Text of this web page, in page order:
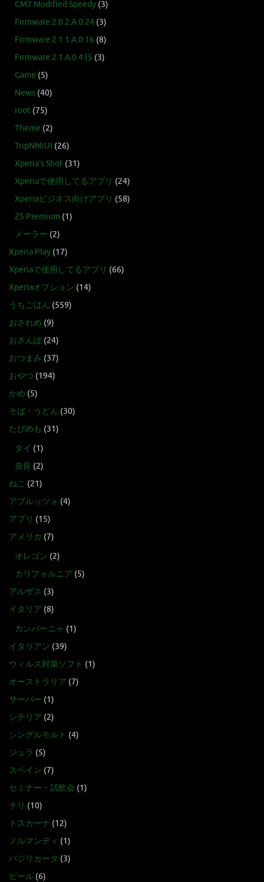
CM7 Modified Speedy (3)
Firmware:2.0.2.A.0.24 (3)
Firmware:2.1.1.A.0.16 (8)
Firmware:2.1.A.0.435 (3)
Game (5)
News (40)
root (75)
Theme (2)
TripNMiUI (26)
Xperia's Shot (31)
Xperiaで使用してるアプリ (24)
Xperiaビジネス向けアプリ (58)
Z5 Premium (1)
メーラー (2)
Xperia Play (17)
Xperiaで使用してるアプリ (66)
Xperiaオプション (14)
うちごはん (559)
おされめ (9)
おさんぽ(24)
おつまみ (37)
おやつ (194)
かめ (5)
そば・うどん (30)
たびめも (31)
タイ (1)
奈良 (2)
ねこ (21)
アブルッツォ (4)
アプリ (15)
アメリカ (7)
オレゴン (2)
カリフォルニア (5)
アルザス (3)
イタリア (8)
カンパーニャ (1)
イタリアン (39)
ウィルス対策ソフト (1)
オーストラリア (7)
サーバー (1)
シチリア (2)
シングルモルト (4)
ジュラ (5)
スペイン (7)
セミナー・試飲会 (1)
チリ (10)
トスカーナ (12)
ノルマンディ (1)
バジリカータ (3)
ビール (6)